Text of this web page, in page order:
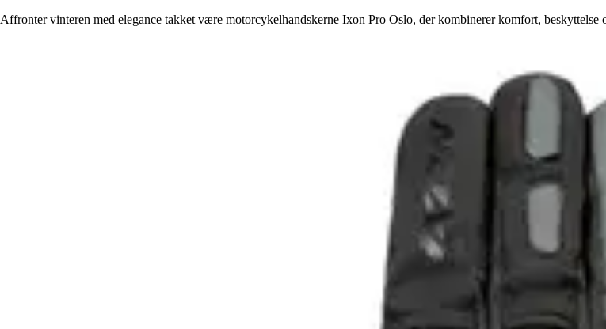
Affronter vinteren med elegance takket være motorcykelhandskerne Ixon Pro Oslo, der kombinerer komfort, beskyttelse